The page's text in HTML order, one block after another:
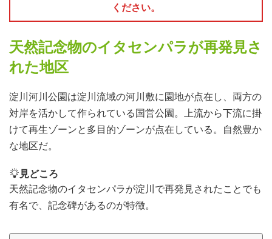
ください。
天然記念物のイタセンパラが再発見さ
れた地区
淀川河川公園は淀川流域の河川敷に園地が点在し、両方の
対岸を活かして作られている国営公園。上流から下流に掛
けて再生ゾーンと多目的ゾーンが点在している。自然豊か
な地区だ。
見どころ
天然記念物のイタセンパラが淀川で再発見されたことでも
有名で、記念碑があるのが特徴。